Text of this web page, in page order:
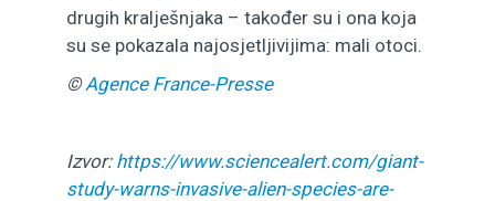
drugih kralješnjaka – također su i ona koja
su se pokazala najosjetljivijima: mali otoci.
©Agence France-Presse
Izvor: https://www.sciencealert.com/giant-
study-warns-invasive-alien-species-are-